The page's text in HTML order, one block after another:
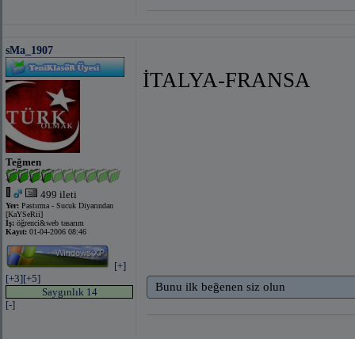
sMa_1907
Teğmen
499 ileti
Yer: Pastırma - Sucuk Diyarından
[KaYSeRii]
İş: öğrenci&web tasarım
Kayıt: 01-04-2006 08:46
[+]
[+3][+5]
Saygınlık 14
[-]
İTALYA-FRANSA
Bunu ilk beğenen siz olun